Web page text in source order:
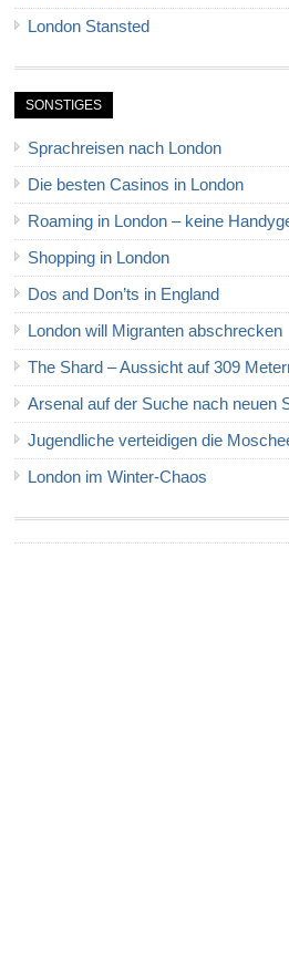
London Stansted
SONSTIGES
Sprachreisen nach London
Die besten Casinos in London
Roaming in London – keine
Shopping in London
Dos and Don’ts in England
London will Migranten abschrecken
The Shard – Aussicht auf 309
Arsenal auf der Suche nach neuen
Jugendliche verteidigen die
London im Winter-Chaos